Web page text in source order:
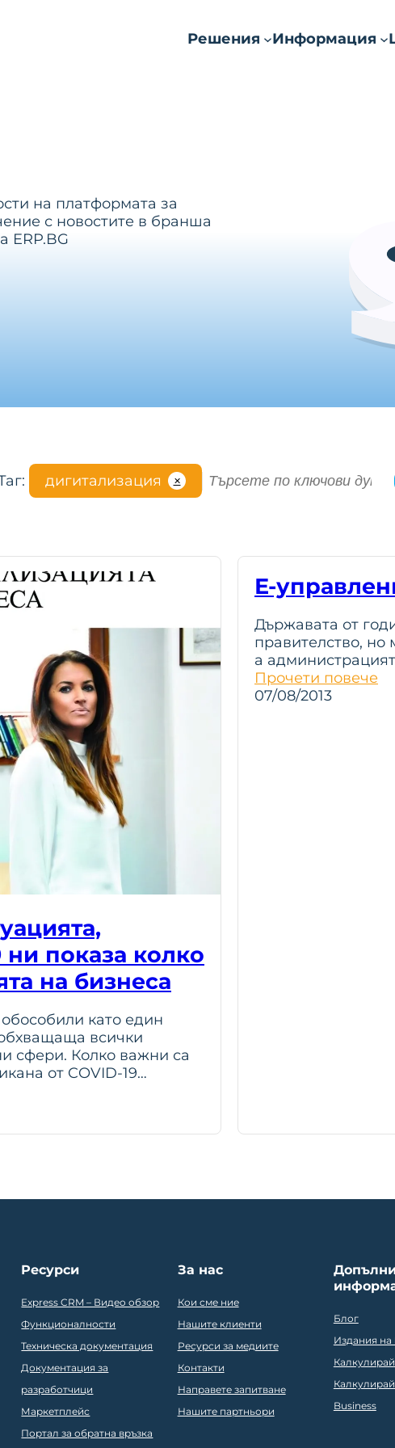
Решения Информация
на платформата за
с новостите в бранша
ERP.BG
дигитализация ✕
S
e
ни показа колко
на бизнеса
като един
всички
сфери. Колко важни са
от COVID-19…
Е-
Държавата от
правителство,
а
Прочети повече
07/08/2013
Ресурси
Express CRM – Видео обзор
Функционалности
Техническа документация
Документация за
разработчици
Маркетплейс
Портал за обратна връзка
За нас
Кои сме ние
Нашите клиенти
Ресурси за медиите
Контакти
Направете запитване
Нашите партньори
Блог
Издания на
Business